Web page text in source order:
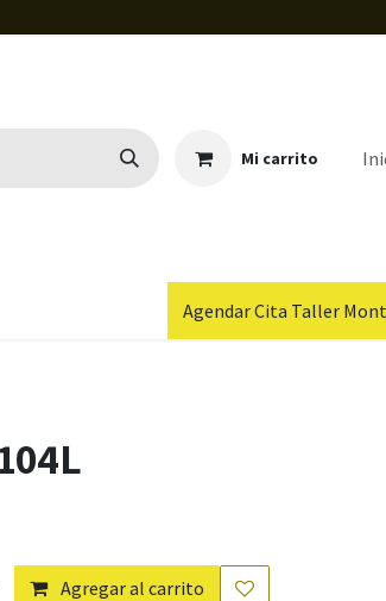
Mi carrito
Agendar Cita Taller
Agregar al carrito